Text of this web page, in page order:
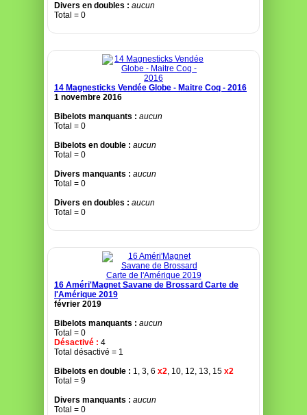
Divers en doubles : aucun
Total = 0
14 Magnesticks Vendée Globe - Maitre Coq - 2016
1 novembre 2016
Bibelots manquants : aucun
Total = 0
Bibelots en double : aucun
Total = 0
Divers manquants : aucun
Total = 0
Divers en doubles : aucun
Total = 0
16 Améri'Magnet Savane de Brossard Carte de
l'Amérique 2019
février 2019
Bibelots manquants : aucun
Total = 0
Désactivé : 4
Total désactivé = 1
Bibelots en double : 1, 3, 6 x2, 10, 12, 13, 15 x2
Total = 9
Divers manquants : aucun
Total = 0